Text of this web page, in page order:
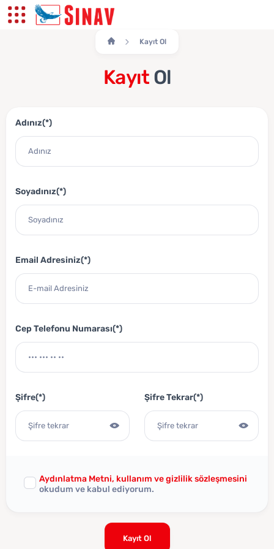
Kayıt Ol
Kayıt Ol
Adınız(*)
Soyadınız(*)
Email Adresiniz(*)
Cep Telefonu Numarası(*)
Şifre(*) Şifre Tekrar(*)
Aydınlatma Metni, kullanım ve gizlilik sözleşmesini
okudum ve kabul ediyorum.
Kayıt Ol